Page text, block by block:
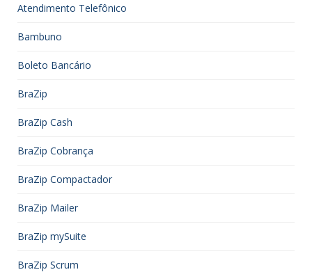
Atendimento Telefônico
Bambuno
Boleto Bancário
BraZip
BraZip Cash
BraZip Cobrança
BraZip Compactador
BraZip Mailer
BraZip mySuite
BraZip Scrum